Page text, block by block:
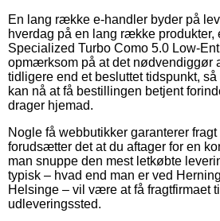
En lang række e-handler byder på
hverdag på en lang række produkter,
Specialized Turbo Como 5.0 Low-
opmærksom på at det nødvendiggør
tidligere end et besluttet tidspunkt,
kan nå at få bestillingen betjent
drager hjemad.
Nogle få webbutikker garanterer
forudsætter det at du aftager for en
man snuppe den mest letkøbte
typisk – hvad end man er ved
Helsinge – vil være at få fragtfirmaet
udleveringssted.